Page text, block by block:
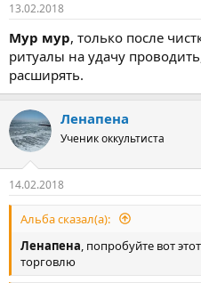
13.02.2018
Мур мур, только после
ритуалы на удачу
расширять.
Ленапена
Ученик оккультиста
14.02.2018
Альба сказал(а):
Ленапена , попробуйте вот
торговлю